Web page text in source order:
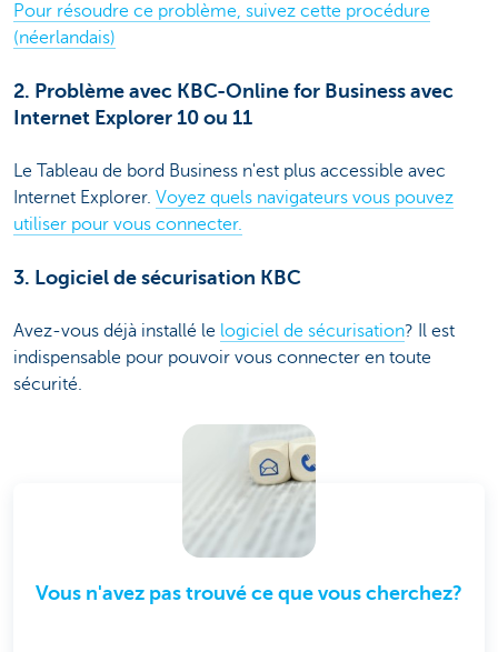
Pour résoudre ce problème, suivez cette procédure
(néerlandais)
2. Problème avec KBC-Online for Business avec
Internet Explorer 10 ou 11
Le Tableau de bord Business n'est plus accessible avec
Internet Explorer. Voyez quels navigateurs vous pouvez
utiliser pour vous connecter.
3. Logiciel de sécurisation KBC
Avez-vous déjà installé le logiciel de sécurisation? Il est
indispensable pour pouvoir vous connecter en toute
sécurité.
Vous n'avez pas trouvé ce que vous cherchez?